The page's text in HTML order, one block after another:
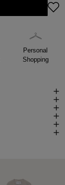
Personal
Shopping